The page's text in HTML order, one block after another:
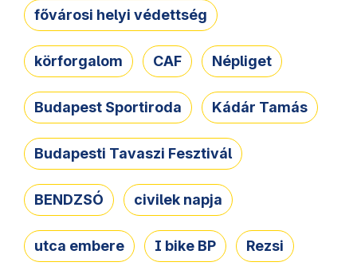
fővárosi helyi védettség
körforgalom CAF Népliget
Budapest Sportiroda Kádár Tamás
Budapesti Tavaszi Fesztivál
BENDZSÓ civilek napja
utca embere I bike BP Rezsi